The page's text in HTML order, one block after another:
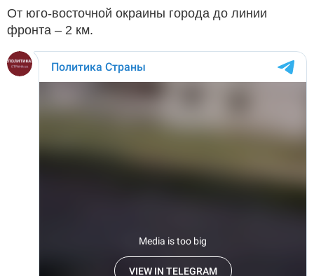
От юго-восточной окраины города до линии
фронта – 2 км.